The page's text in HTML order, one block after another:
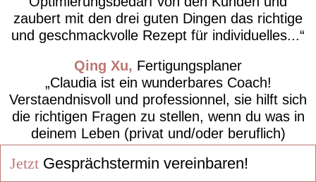
zaubert mit den drei guten Dingen das richtige
und geschmackvolle Rezept für individuelles...
Qing Xu
Fertigungsplaner
Claudia ist ein wunderbares Coach!
Verstaendnisvoll und professionnel, sie hilft sich
die richtigen Fragen zu stellen, wenn du was in
deinem Leben (privat und/oder beruflich)
veraendern willst.
JetztGesprächstermin vereinbaren!